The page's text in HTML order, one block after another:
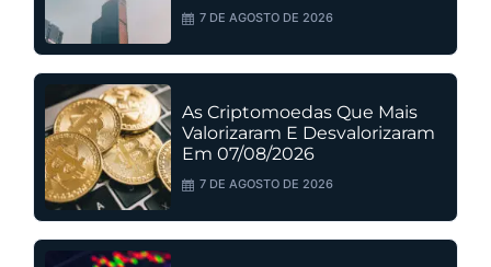
7 DE AGOSTO DE 2026
As Criptomoedas Que Mais
Valorizaram E Desvalorizaram
Em 07/08/2026
7 DE AGOSTO DE 2026